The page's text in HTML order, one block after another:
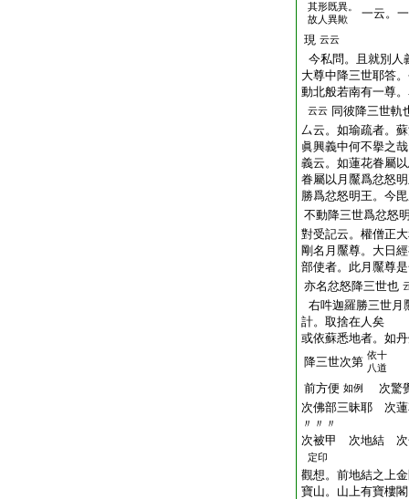
其形既異。
故人異歟
一云。
現 云云
今私問。且就別人
大尊中降三世耶答
動北般若南有一尊
云云 同彼降三世軌
厶云。如瑜疏者。
眞興義中何不擧之哉
義云。如蓮花眷屬
眷屬以月黶爲忿怒
勝爲忿怒明王。今
不動降三世爲忿怒
對受記云。權僧正
剛名月黶尊。大日
部使者。此月黶尊
亦名忿怒降三世也
右吽迦羅勝三世月
計。取捨在人矣
或依蘇悉地者。如
降三世次第 依十
八道
前方便 如例
次驚
次佛部三昧耶 次
〃〃〃
次被甲 次地結 次
定印
觀想。前地結之上
寶山。山上有寶樓